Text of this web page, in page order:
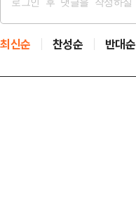
최신순 찬성순 반대순